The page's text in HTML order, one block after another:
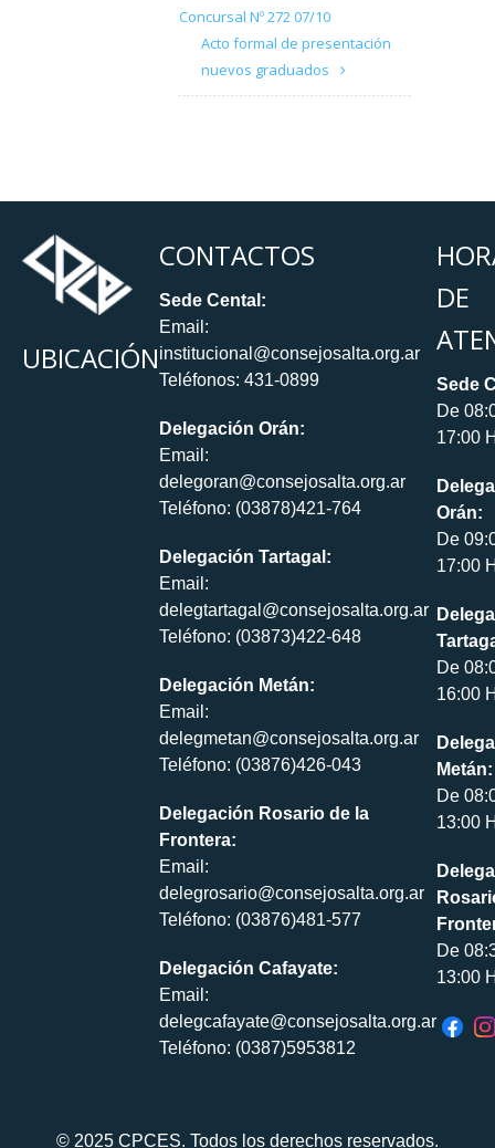
Concursal Nº 272 07/10
Acto formal de presentación
nuevos graduados
UBICACIÓN
CONTACTOS
Sede Cental:
Email:
institucional@consejosalta.org.ar
Teléfonos: 431-0899
Delegación Orán:
Email:
delegoran@consejosalta.org.ar
Teléfono: (03878)421-764
Delegación Tartagal:
Email:
delegtartagal@consejosalta.org.ar
Teléfono: (03873)422-648
Delegación Metán:
Email:
delegmetan@consejosalta.org.ar
Teléfono: (03876)426-043
Delegación Rosario de la
Frontera:
Email:
delegrosario@consejosalta.org.ar
Teléfono: (03876)481-577
Delegación Cafayate:
Email:
delegcafayate@consejosalta.org.ar
Teléfono: (0387)5953812
DE
Sede
De
17:00
Orán:
De
17:00
De
16:00
Metán:
De
13:00
De
13:00
© 2025 CPCES. Todos los derechos reservados.